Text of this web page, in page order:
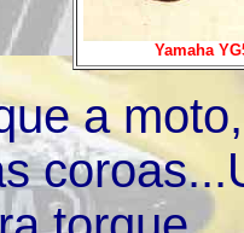
Yamaha
a